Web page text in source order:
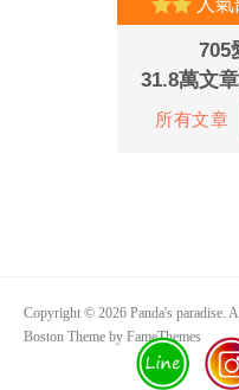
Copyright © 2026 Panda's paradise.
Boston Theme by FameThemes